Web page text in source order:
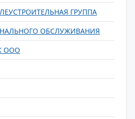
ГРУППА
ОБСЛУЖИВАНИЯ
ООО